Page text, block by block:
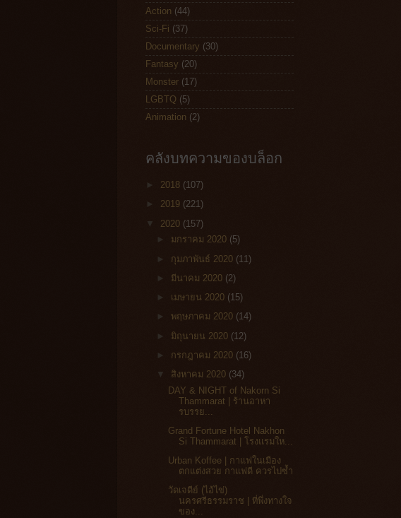
Action (44)
Sci-Fi (37)
Documentary (30)
Fantasy (20)
Monster (17)
LGBTQ (5)
Animation (2)
คลังบทความของบล็อก
► 2018 (107)
► 2019 (221)
▼ 2020 (157)
► มกราคม 2020 (5)
► กุมภาพันธ์ 2020 (11)
► มีนาคม 2020 (2)
► เมษายน 2020 (15)
►พฤษภาคม 2020 (14)
► มิถุนายน 2020 (12)
► กรกฎาคม 2020 (16)
▼ สิงหาคม 2020 (34)
DAY & NIGHT of Nakorn Si
Thammarat | ร้านอาหา
รบรรย...
Grand Fortune Hotel Nakhon
Si Thammarat | โรงแรมให...
Urban Koffee | กาแฟในเมือง
ตกแต่งสวย กาแฟดี ควรไปซ้ำ
วัดเจดีย์ (ไอ้ไข่)
นครศรีธรรมราช | ที่พึ่งทางใจ
ของ...